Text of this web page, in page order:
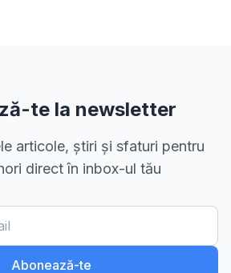
te la newsletter
articole, știri și sfaturi pentru
direct în inbox-ul tău
Abonează-te